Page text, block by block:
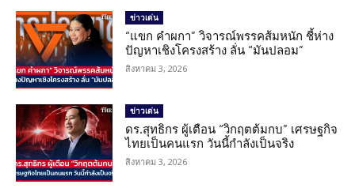
ข่าวเด่น
“แขก คำผกา” วิจารณ์พรรคส้มหนัก ชี้ห่าง
ปัญหาเชิงโครงสร้าง ลั่น “มันปลอม”
สิงหาคม 3, 2026
ข่าวเด่น
ดร.สุทธิกร ผู้เตือน “วิกฤตต้มกบ” เศรษฐกิจ
ไทยเป็นคนแรก วันนี้กำลังเป็นจริง
สิงหาคม 3, 2026